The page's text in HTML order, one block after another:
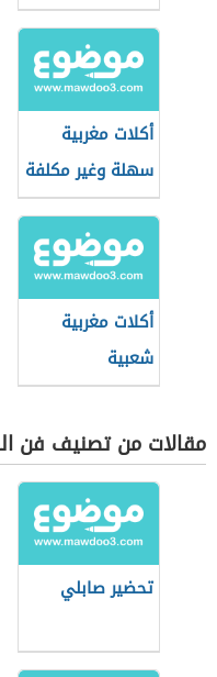
أكلات مغربية
سهلة وغير مكلفة
أكلات مغربية
شعبية
مقالات من تصنيف فن
تحضير صابلي